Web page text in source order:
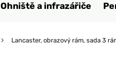
Ohniště a infrazářiče
Lancaster, obrazový rám, sada 3